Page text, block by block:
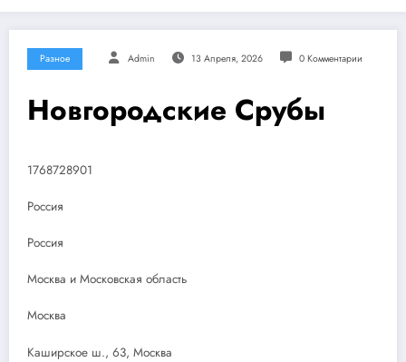
Разное Admin 13 Апреля, 2026 0 Комментарии
Новгородские Срубы
1768728901
Россия
Россия
Москва и Московская область
Москва
Каширское ш., 63, Москва